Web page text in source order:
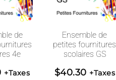
de
4e
+Taxes
Ensemble de
petites fournitures
scolaires GS
$40.30 +Taxes